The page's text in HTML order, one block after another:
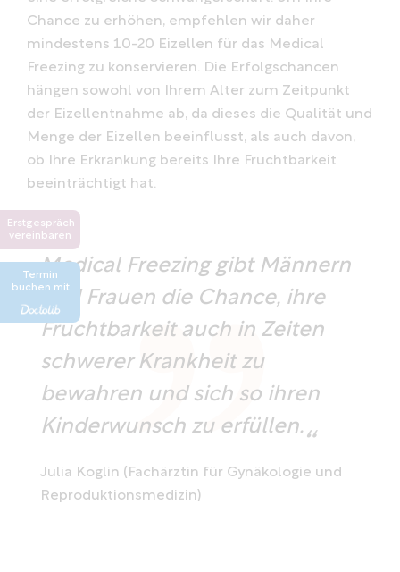
Termin
buchen mit
Erstgespräch
vereinbaren
Chance zu erhöhen, empfehlen wir daher
mindestens 10-20 Eizellen für das Medical
Freezing zu konservieren. Die Erfolgschancen
hängen sowohl von Ihrem Alter zum Zeitpunkt
der Eizellentnahme ab, da dieses die Qualität und
Menge der Eizellen beeinflusst, als auch davon,
ob Ihre Erkrankung bereits Ihre Fruchtbarkeit
beeinträchtigt hat.
Medical Freezing gibt Männern
und Frauen die Chance, ihre
Fruchtbarkeit auch in Zeiten
schwerer Krankheit zu
bewahren und sich so ihren
Kinderwunsch zu erfüllen.
Julia Koglin (Fachärztin für Gynäkologie und
Reproduktionsmedizin)